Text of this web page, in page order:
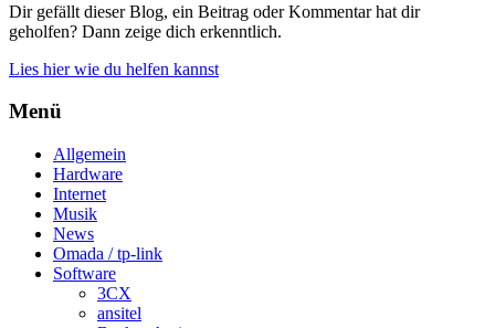
Dir gefällt dieser Blog, ein Beitrag oder Kommentar hat dir
geholfen? Dann zeige dich erkenntlich.
Lies hier wie du helfen kannst
Menü
Allgemein
Hardware
Internet
Musik
News
Omada / tp-link
Software
3CX
ansitel